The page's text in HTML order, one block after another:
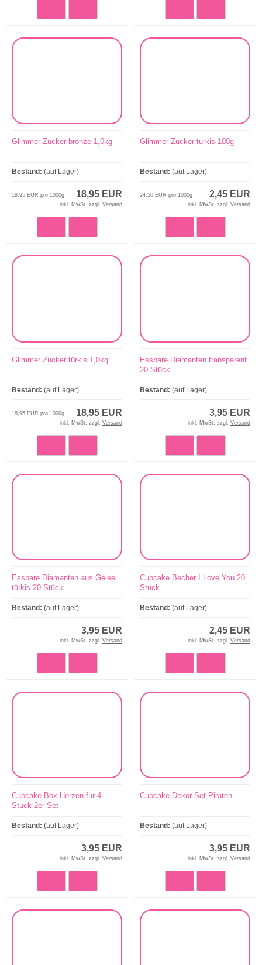
Glimmer Zucker bronze 1,0kg
Bestand: (auf Lager)
18,95 EUR
18,95 EUR pro 1000g
inkl. MwSt. zzgl. Versand
Glimmer Zucker türkis 100g
Bestand: (auf Lager)
2,45 EUR
24,50 EUR pro 1000g
inkl. MwSt. zzgl. Versand
Glimmer Zucker türkis 1,0kg
Bestand: (auf Lager)
18,95 EUR
18,95 EUR pro 1000g
inkl. MwSt. zzgl. Versand
Essbare Diamanten transparent
20 Stück
Bestand: (auf Lager)
3,95 EUR
inkl. MwSt. zzgl. Versand
Essbare Diamanten aus Gelee
türkis 20 Stück
Bestand: (auf Lager)
3,95 EUR
inkl. MwSt. zzgl. Versand
Cupcake Becher I Love You 20
Stück
Bestand: (auf Lager)
2,45 EUR
inkl. MwSt. zzgl. Versand
Cupcake Box Herzen für 4
Stück 2er Set
Bestand: (auf Lager)
3,95 EUR
inkl. MwSt. zzgl. Versand
Cupcake Dekor-Set Piraten
Bestand: (auf Lager)
3,95 EUR
inkl. MwSt. zzgl. Versand